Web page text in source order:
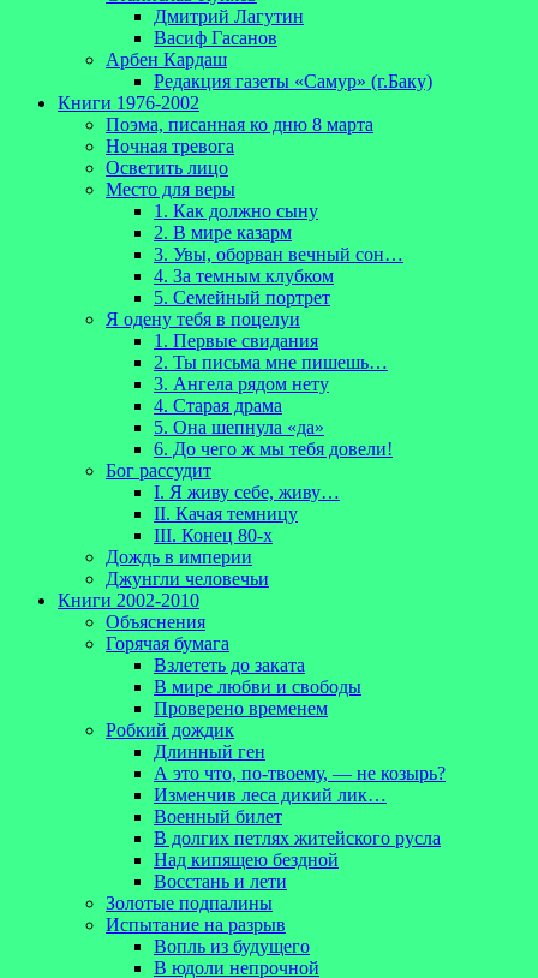
Дмитрий Лагутин
Васиф Гасанов
Арбен Кардаш
Редакция газеты «Самур» (г.Баку)
Книги 1976-2002
Поэма, писанная ко дню 8 марта
Ночная тревога
Осветить лицо
Место для веры
1. Как должно сыну
2. В мире казарм
3. Увы, оборван вечный сон…
4. За темным клубком
5. Семейный портрет
Я одену тебя в поцелуи
1. Первые свидания
2. Ты письма мне пишешь…
3. Ангела рядом нету
4. Старая драма
5. Она шепнула «да»
6. До чего ж мы тебя довели!
Бог рассудит
I. Я живу себе, живу…
II. Качая темницу
III. Конец 80-х
Дождь в империи
Джунгли человечьи
Книги 2002-2010
Объяснения
Горячая бумага
Взлететь до заката
В мире любви и свободы
Проверено временем
Робкий дождик
Длинный ген
А это что, по-твоему, — не козырь?
Изменчив леса дикий лик…
Военный билет
В долгих петлях житейского русла
Над кипящею бездной
Восстань и лети
Золотые подпалины
Испытание на разрыв
Вопль из будущего
В юдоли непрочной